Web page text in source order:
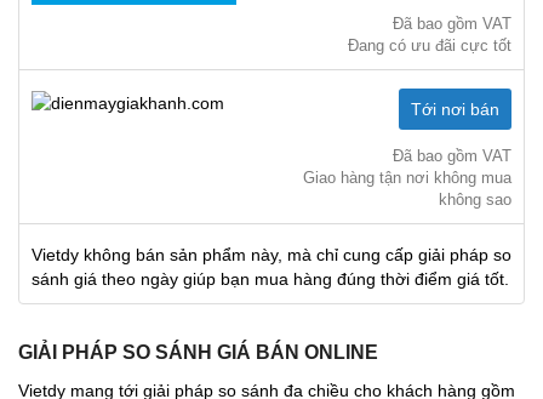
Đã bao gồm VAT
Đang có ưu đãi cực tốt
Tới nơi bán
Đã bao gồm VAT
Giao hàng tận nơi không mua
không sao
Vietdy không bán sản phẩm này, mà chỉ cung cấp giải pháp so
sánh giá theo ngày giúp bạn mua hàng đúng thời điểm giá tốt.
GIẢI PHÁP SO SÁNH GIÁ BÁN ONLINE
Vietdy mang tới giải pháp so sánh đa chiều cho khách hàng gồm